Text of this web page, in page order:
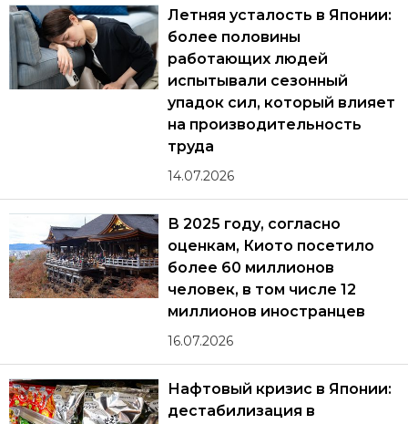
Летняя усталость в Японии:
более половины
работающих людей
испытывали сезонный
упадок сил, который влияет
на производительность
труда
14.07.2026
В 2025 году, согласно
оценкам, Киото посетило
более 60 миллионов
человек, в том числе 12
миллионов иностранцев
16.07.2026
Нафтовый кризис в Японии:
дестабилизация в